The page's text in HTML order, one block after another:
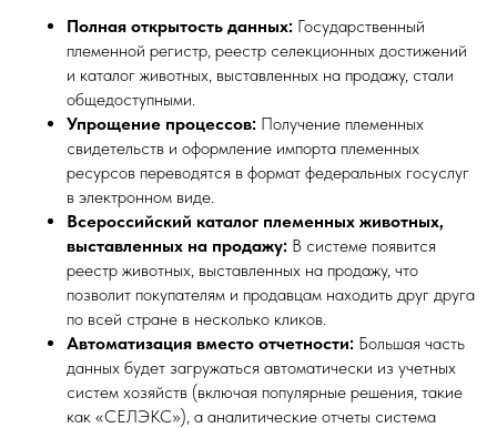
Полная открытость данных: Государственный
племенной регистр, реестр селекционных достижений
и каталог животных, выставленных на продажу, стали
общедоступными.
Упрощение процессов: Получение племенных
свидетельств и оформление импорта племенных
ресурсов переводятся в формат федеральных госуслуг
в электронном виде.
Всероссийский каталог племенных животных,
выставленных на продажу: В системе появится
реестр животных, выставленных на продажу, что
позволит покупателям и продавцам находить друг друга
по всей стране в несколько кликов.
Автоматизация вместо отчетности: Большая часть
данных будет загружаться автоматически из учетных
систем хозяйств (включая популярные решения, такие
как «СЕЛЭКС»), а аналитические отчеты система